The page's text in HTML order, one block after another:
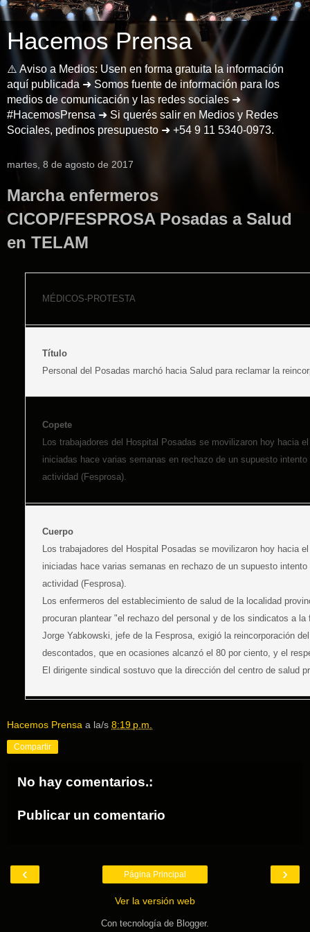
Hacemos Prensa
⚠️ Aviso a Medios: Usen en forma gratuita la información
aquí publicada ➜ Somos fuente de información para los
medios de comunicación y las redes sociales ➜
#HacemosPrensa ➜ Si querés salir en Medios y Redes
Sociales, pedinos presupuesto ➜ +54 9 11 5340-0973.
martes, 8 de agosto de 2017
Marcha enfermeros
CICOP/FESPROSA Posadas a Salud
en TELAM
MÉDICOS-PROTESTA
Título
Personal del Posadas marchó hacia Salud para reclamar la
Copete
Los trabajadores del Hospital Posadas se movilizaron hoy hacia
iniciadas hace varias semanas en rechazo de un supuesto
actividad (Fesprosa).
Cuerpo
Los trabajadores del Hospital Posadas se movilizaron hoy hacia
iniciadas hace varias semanas en rechazo de un supuesto
actividad (Fesprosa).
Los enfermeros del establecimiento de salud de la localidad
procuran plantear "el rechazo del personal y de los sindicatos a
Jorge Yabkowski, jefe de la Fesprosa, exigió la reincorporación
descontados, que en ocasiones alcanzó el 80 por ciento, y el
El dirigente sindical sostuvo que la dirección del centro de salud
Hacemos Prensa a la/s 8:19 p.m.
Compartir
No hay comentarios.:
Publicar un comentario
‹ ›
Página Principal
Ver la versión web
Con tecnología de Blogger.